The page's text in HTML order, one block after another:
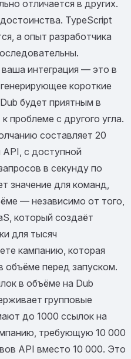
отличается в других.
TypeScript
а опыт разработчика
интеграция — это в
короткие
будет приятным в
проблеме с другого угла.
составляет 20
API, с доступной
в секунду по
значение для команд,
— независимо от того,
который создаёт
для тысяч
кампанию, которая
объёме перед запуском.
в объёме на Dub
групповые
до 1000 ссылок на
требующую 10 000
API вместо 10 000. Это